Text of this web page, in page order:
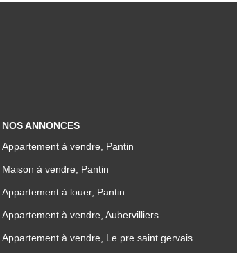
NOS ANNONCES
Appartement à vendre, Pantin
Maison à vendre, Pantin
Appartement à louer, Pantin
Appartement à vendre, Aubervilliers
Appartement à vendre, Le pre saint gervais